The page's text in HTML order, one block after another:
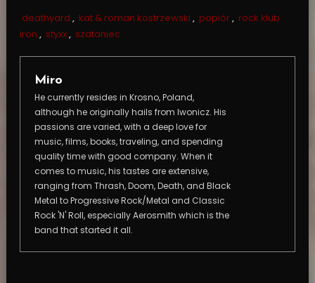
deathyard , kat & roman kostrzewski , popiór, rock klub
iron , styxx, szataniec
Miro
He currently resides in Krosno, Poland,
although he originally hails from Iwonicz. His
passions are varied, with a deep love for
music, films, books, traveling, and spending
quality time with good company. When it
comes to music, his tastes are extensive,
ranging from Thrash, Doom, Death, and Black
Metal to Progressive Rock/Metal and Classic
Rock 'N' Roll, especially Aerosmith which is the
band that started it all.